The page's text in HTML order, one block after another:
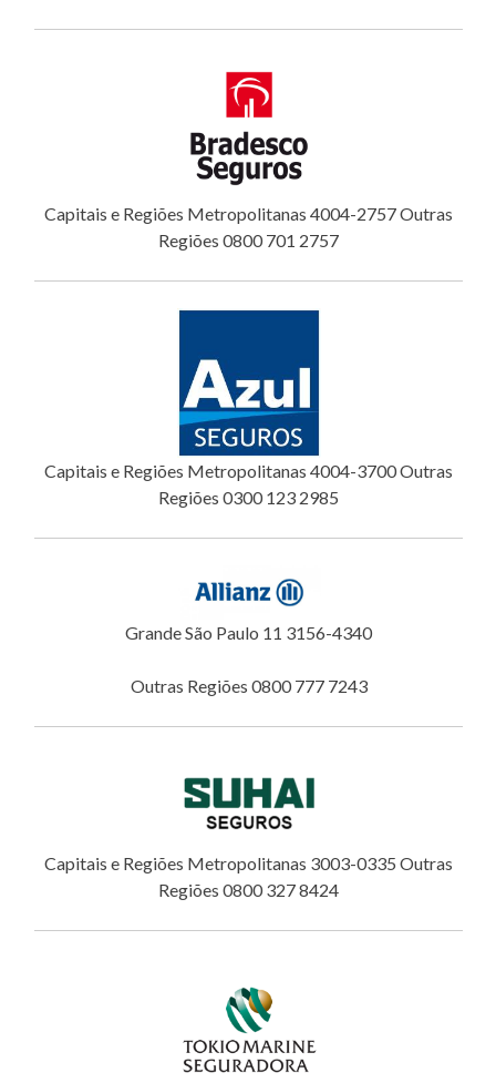
Capitais e Regiões Metropolitanas 4004-2757 Outras
Regiões 0800 701 2757
Capitais e Regiões Metropolitanas 4004-3700 Outras
Regiões 0300 123 2985
Grande São Paulo 11 3156-4340
Outras Regiões 0800 777 7243
Capitais e Regiões Metropolitanas 3003-0335 Outras
Regiões 0800 327 8424